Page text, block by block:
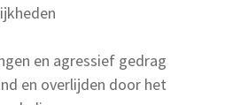
en agressief gedrag
en overlijden door het